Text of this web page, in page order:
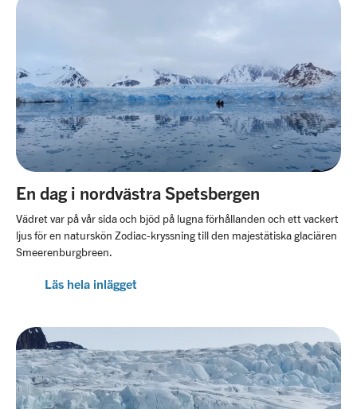
En dag i nordvästra Spetsbergen
Vädret var på vår sida och bjöd på lugna förhållanden och ett vackert
ljus för en naturskön Zodiac-kryssning till den majestätiska glaciären
Smeerenburgbreen.
Läs hela inlägget